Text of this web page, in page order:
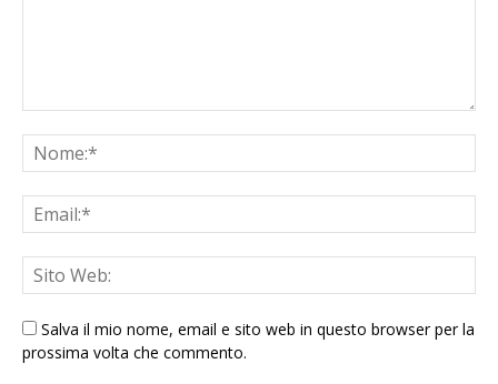
Salva il mio nome, email e sito web in questo browser per la
prossima volta che commento.